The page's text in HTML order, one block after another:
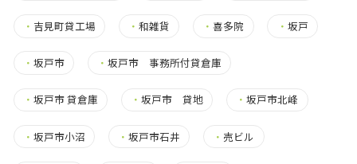
・ 吉見町貸工場 ・和雑貨 ・喜多院 ・ 坂戸
・ 坂戸市 ・坂戸市 事務所付貸倉庫
・ 坂戸市 貸倉庫 ・坂戸市 貸地 ・坂戸市北峰
・ 坂戸市小沼 ・坂戸市石井 ・ 売ビル